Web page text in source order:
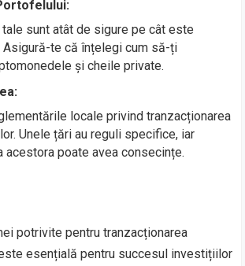
sunt atât de sigure pe cât este
te că înțelegi cum să-ți
și cheile private.
locale privind tranzacționarea
Unele țări au reguli specifice, iar
acestora poate avea consecințe.
potrivite pentru tranzacționarea
esențială pentru succesul investițiilor